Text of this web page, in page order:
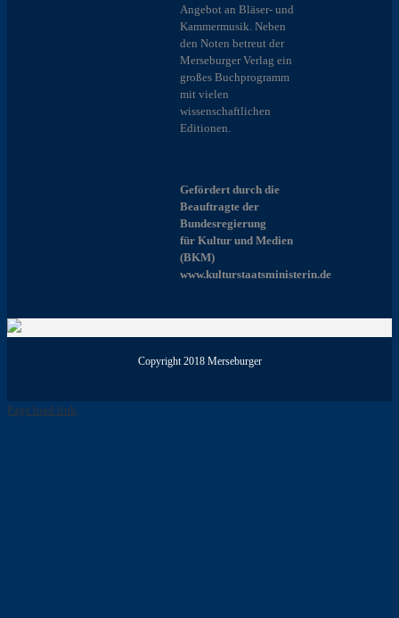
Angebot an Bläser- und
Kammermusik. Neben
den Noten betreut der
Merseburger Verlag ein
großes Buchprogramm
mit vielen
wissenschaftlichen
Editionen.
Gefördert durch die
Beauftragte der
Bundesregierung
für Kultur und Medien
(BKM)
www.kulturstaatsministerin.de
Copyright 2018 Merseburger
Page load link